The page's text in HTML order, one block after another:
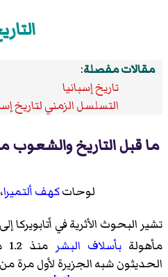
مقالات مفصلة:
تاريخ إسبانيا
التسلسل الزمني لتاريخ
ما قبل التاريخ والشعوب
لوحاتكهف ألتميرا،
تشير البحوث الأثرية في أتابويركا
مأهولةبأسلاف البشر منذ 1.2 مليون عاماً.
الحديثون شبه الجزيرة لأول مرة